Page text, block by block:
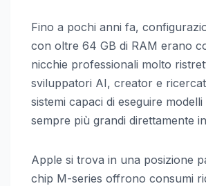
Fino a pochi anni fa,
con oltre 64 GB di RAM erano
nicchie professionali molto
sviluppatori AI, creator e
sistemi capaci di eseguire modelli
sempre più grandi direttamente
Apple si trova in una posizione
chip M-series offrono consumi